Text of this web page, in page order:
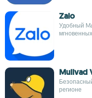
Zalo
Удобный
Mullvad
регионе